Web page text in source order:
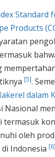
Standard
Products
[5].
dalam
Nasional
termasuk
oleh
Indonesia [6]